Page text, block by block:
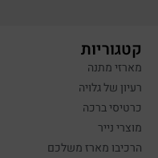
קטגוריות
מארזי מתנה
רעיון של גלויה
כרטיסי ברכה
מוצרי נייר
הרכיבו מארז משלכם